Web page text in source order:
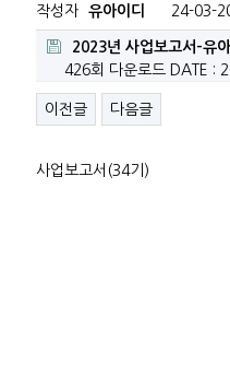
작성자 유아이디 24-03-
2023년 사업보고서-유
426회 다운로드
DATE :
이전글 다음글
사업보고서(34기)